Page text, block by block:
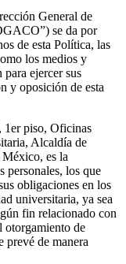
General de
se da por
de esta Política, las
los medios y
ejercer sus
y oposición de esta
piso, Oficinas
Alcaldía de
es la
personales, los que
obligaciones en los
universitaria, ya sea
fin relacionado con
otorgamiento de
prevé de manera